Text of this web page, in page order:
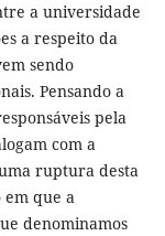
a universidade
a respeito da
sendo
Pensando a
pela
com a
ruptura desta
em que a
denominamos